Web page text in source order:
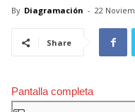
By Diagramación - 22
Share
Pantalla completa
Saltar